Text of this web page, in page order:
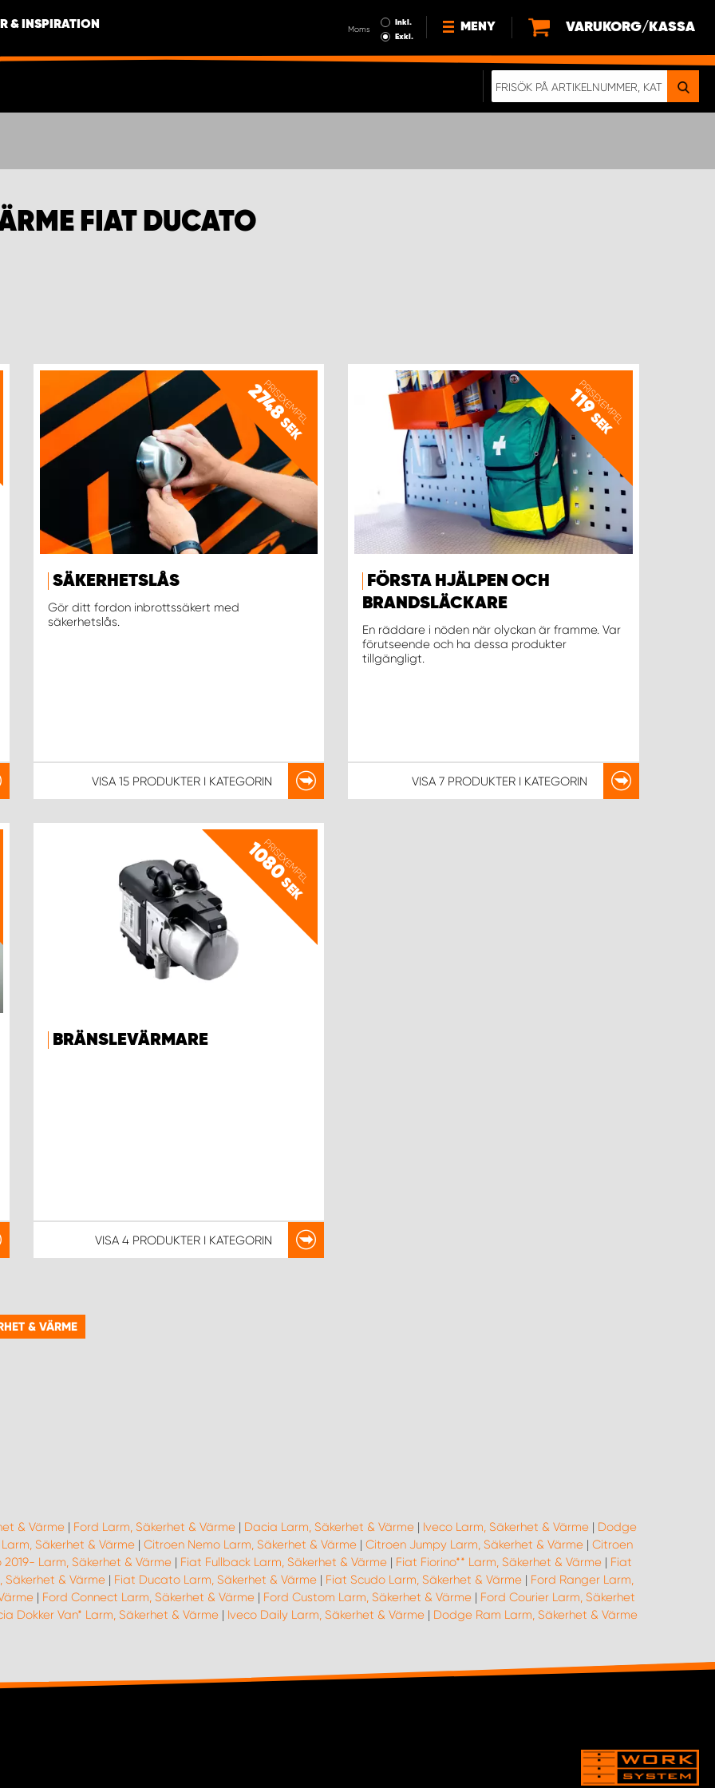
& INSPIRATION Moms
Inkl.
Exkl.
MENY
NYHETER
VARUKORG/KASSA
FIAT DUCATO
PRISEXEMPEL
2748
SEK
SÄKERHETSLÅS
Gör ditt fordon inbrottssäkert med
säkerhetslås.
VISA15 PRODUKTER I KATEGORIN
PRISEXEMPEL
119
SEK
FÖRSTA HJÄLPEN OCH
BRANDSLÄCKARE
En räddare i nöden när olyckan är framme. Var
förutseende och ha dessa produkter
tillgängligt.
VISA 7 PRODUKTERI KATEGORIN
PRISEXEMPEL
1080
SEK
BRÄNSLEVÄRMARE
VISA4 PRODUKTER I KATEGORIN
& VÄRME
& Värme | Ford Larm, Säkerhet & Värme | Dacia Larm, Säkerhet & Värme | Iveco Larm, Säkerhet & Värme | Dodge
Säkerhet & Värme| Citroen Nemo Larm, Säkerhet & Värme| Citroen Jumpy Larm, Säkerhet & Värme| Citroen
Larm, Säkerhet & Värme | Fiat Fullback Larm, Säkerhet & Värme | Fiat Fiorino** Larm, Säkerhet & Värme | Fiat
Säkerhet & Värme | Fiat Ducato Larm, Säkerhet & Värme | Fiat Scudo Larm, Säkerhet & Värme | Ford Ranger Larm,
| Ford Connect Larm, Säkerhet & Värme| Ford Custom Larm, Säkerhet & Värme| Ford Courier Larm, Säkerhet
Dokker Van* Larm, Säkerhet & Värme | Iveco Daily Larm, Säkerhet & Värme | Dodge Ram Larm, Säkerhet & Värme